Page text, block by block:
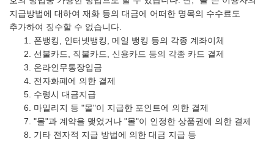
지급방법에 대하여 재화 등의 대금에 어떠한 명목의 수수료도
추가하여 징수할 수 없습니다.
폰뱅킹, 인터넷뱅킹, 메일 뱅킹 등의 각종 계좌이체
선불카드, 직불카드, 신용카드 등의 각종 카드 결제
온라인무통장입금
전자화폐에 의한 결제
수령시 대금지급
마일리지 등 "몰"이 지급한 포인트에 의한 결제
"몰"과 계약을 맺었거나 "몰"이 인정한 상품권에 의한 결제
기타 전자적 지급 방법에 의한 대금 지급 등